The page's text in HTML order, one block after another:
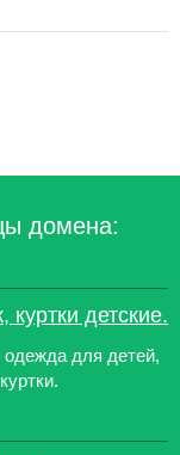
домена:
куртки детские.
одежда для детей,